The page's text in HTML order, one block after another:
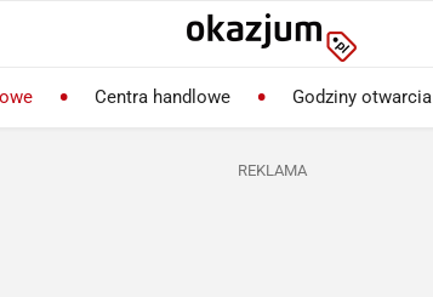
Centra handlowe Godziny otwarcia
REKLAMA